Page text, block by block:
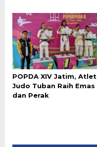
POPDA XIV Jatim, Atlet
Judo Tuban Raih Emas
dan Perak